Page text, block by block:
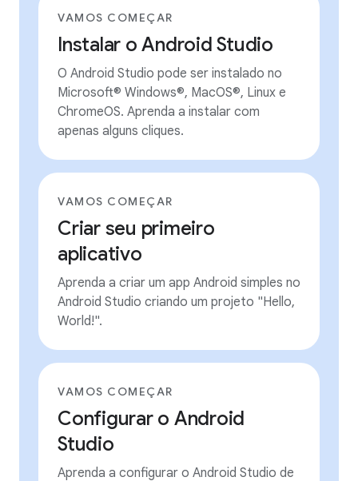
VAMOS COMEÇAR
Instalar o Android Studio
O Android Studio pode ser instalado no
Microsoft® Windows®, MacOS®, Linux e
ChromeOS. Aprenda a instalar com
apenas alguns cliques.
VAMOS COMEÇAR
Criar seu primeiro
aplicativo
Aprenda a criar um app Android simples no
Android Studio criando um projeto "Hello,
World!".
VAMOS COMEÇAR
Configurar o Android
Studio
Aprenda a configurar o Android Studio de